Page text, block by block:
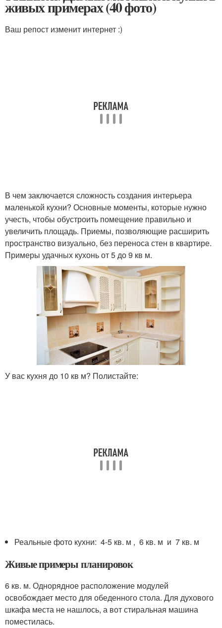
живых примерах (40 фото)
Ваш репост изменит интернет :)
В чем заключается сложность создания интерьера
маленькой кухни? Основные моменты, которые нужно
учесть, чтобы обустроить помещение правильно и
увеличить площадь. Приемы, позволяющие расширить
пространство визуально, без переноса стен в квартире.
Примеры удачных кухонь от 5 до 9 кв м.
У вас кухня до 10 кв м? Полистайте:
Реальные фото кухни: 4-5 кв. м , 6 кв. м и 7 кв. м
Живые примеры планировок
6 кв. м. Однорядное расположение модулей
освобождает место для обеденного стола. Для духового
шкафа места не нашлось, а вот стиральная машина
поместилась.